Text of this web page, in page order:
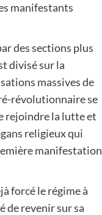
manifestants
des sections plus
divisé sur la
massives de
révolutionnaire se
rejoindre la lutte et
religieux qui
manifestation
forcé le régime à
de revenir sur sa